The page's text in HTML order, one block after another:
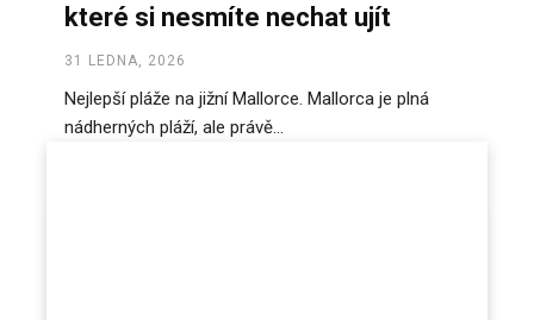
které si nesmíte nechat ujít
31 LEDNA, 2026
Nejlepší pláže na jižní Mallorce. Mallorca je plná
nádherných pláží, ale právě...